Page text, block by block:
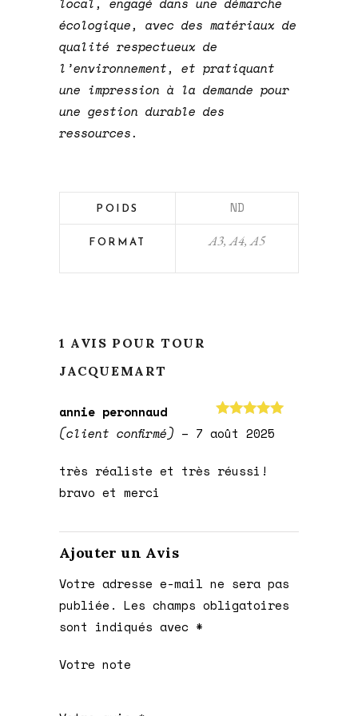
écologique, avec des matériaux de
qualité respectueux de
l’environnement, et pratiquant
une impression à la demande pour
une gestion durable des
ressources.
POIDS ND
FORMAT A3, A4, A5
1 AVIS POURTOUR
JACQUEMART
Note 5sur
5
annie peronnaud
(client confirmé) – 7 août 2025
très réaliste et très réussi!
bravo et merci
Ajouter un Avis
Votre adresse e-mail ne sera pas
publiée. Les champs obligatoires
sont indiqués avec *
Votre note